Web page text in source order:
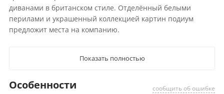
диванами в британском стиле. Отделённый белыми
перилами и украшенный коллекцией картин подиум
предложит места на компанию.
Показать полностью
сообщить об ошибке
Особенности